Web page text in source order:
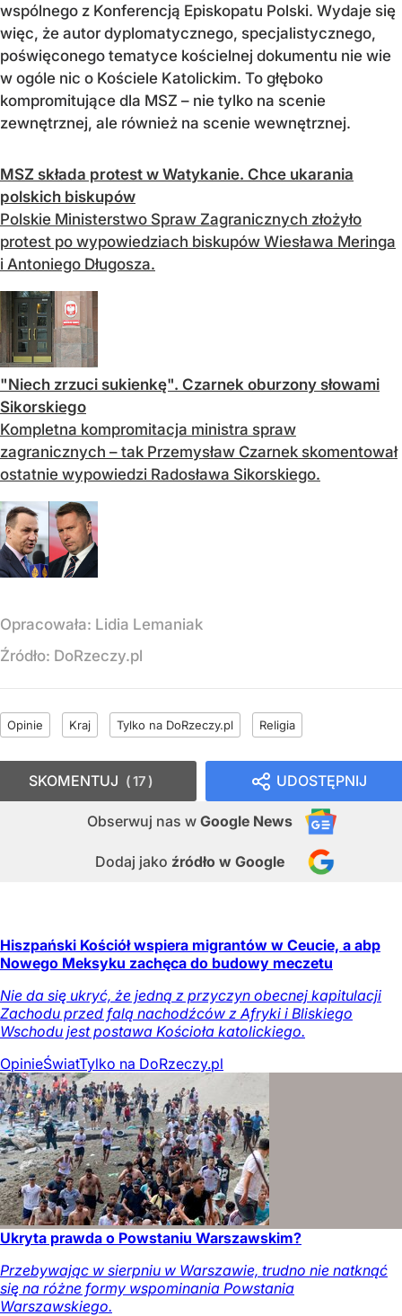
wspólnego z Konferencją Episkopatu Polski. Wydaje się
więc, że autor dyplomatycznego, specjalistycznego,
poświęconego tematyce kościelnej dokumentu nie wie
w ogóle nic o Kościele Katolickim. To głęboko
kompromitujące dla MSZ – nie tylko na scenie
zewnętrznej, ale również na scenie wewnętrznej.
MSZ składa protest w Watykanie. Chce ukarania
polskich biskupów
Polskie Ministerstwo Spraw Zagranicznych złożyło
protest po wypowiedziach biskupów Wiesława Meringa
i Antoniego Długosza.
"Niech zrzuci sukienkę". Czarnek oburzony słowami
Sikorskiego
Kompletna kompromitacja ministra spraw
zagranicznych – tak Przemysław Czarnek skomentował
ostatnie wypowiedzi Radosława Sikorskiego.
Opracowała: Lidia Lemaniak
Źródło: DoRzeczy.pl
Opinie Kraj Tylko na DoRzeczy.pl Religia
UDOSTĘPNIJ
Obserwuj nas w Google News
Dodaj jako źródło w Google
SKOMENTUJ 17
Hiszpański Kościół wspiera migrantów w Ceucie, a abp
Nowego Meksyku zachęca do budowy meczetu
Nie da się ukryć, że jedną z przyczyn obecnej kapitulacji
Zachodu przed falą nachodźców z Afryki i Bliskiego
Wschodu jest postawa Kościoła katolickiego.
OpinieŚwiatTylko na DoRzeczy.pl
Ukryta prawda o Powstaniu Warszawskim?
Przebywając w sierpniu w Warszawie, trudno nie natknąć
się na różne formy wspominania Powstania
Warszawskiego.